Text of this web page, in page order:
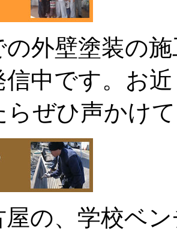
の外壁塗装の
信中です。お
らぜひ声かけ
屋の、学校ベ